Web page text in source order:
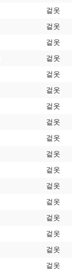
겉옷
겉옷
겉옷
겉옷
겉옷
겉옷
겉옷
겉옷
겉옷
겉옷
겉옷
겉옷
겉옷
겉옷
겉옷
겉옷
겉옷